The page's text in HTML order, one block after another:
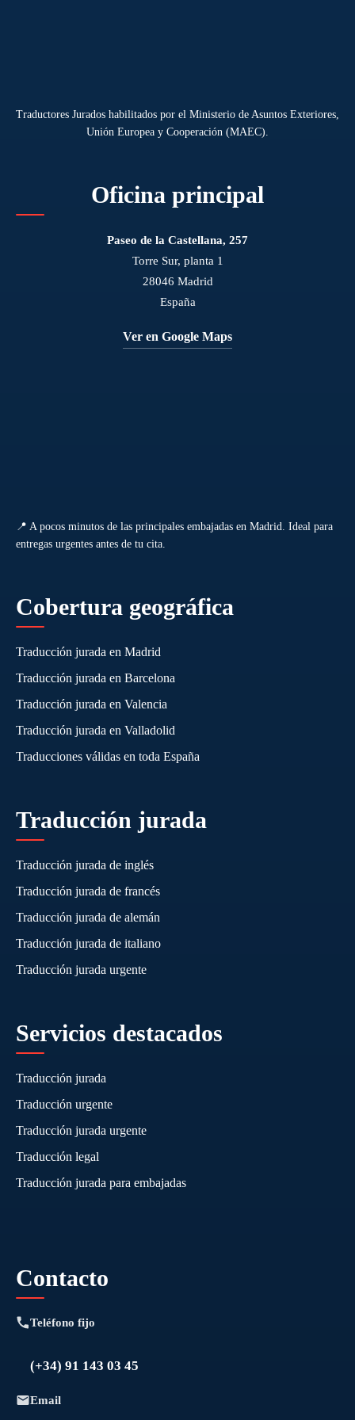
Traductores Jurados habilitados por el Ministerio de Asuntos Exteriores,
Unión Europea y Cooperación (MAEC).
Oficina principal
Paseo de la Castellana, 257
Torre Sur, planta 1
28046 Madrid
España
Ver en Google Maps
📍 A pocos minutos de las principales embajadas en Madrid. Ideal para
entregas urgentes antes de tu cita.
Cobertura geográfica
Traducción jurada en Madrid
Traducción jurada en Barcelona
Traducción jurada en Valencia
Traducción jurada en Valladolid
Traducciones válidas en toda España
Traducción jurada
Traducción jurada de inglés
Traducción jurada de francés
Traducción jurada de alemán
Traducción jurada de italiano
Traducción jurada urgente
Servicios destacados
Traducción jurada
Traducción urgente
Traducción jurada urgente
Traducción legal
Traducción jurada para embajadas
Contacto
Teléfono fijo
(+34) 91 143 03 45
Email